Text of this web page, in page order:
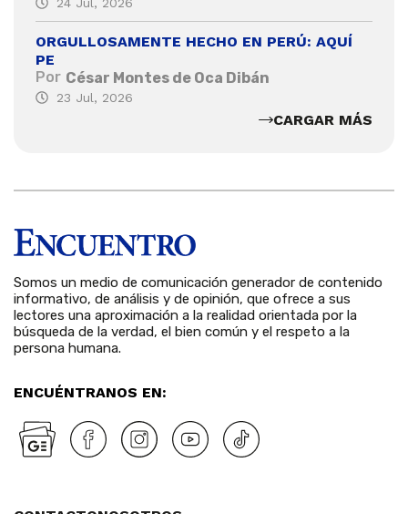
24 Jul, 2026
ORGULLOSAMENTE HECHO EN PERÚ: AQUÍ
PE
Por César Montes de Oca Dibán
23 Jul, 2026
CARGAR MÁS
Somos un medio de comunicación generador de contenido
informativo, de análisis y de opinión, que ofrece a sus
lectores una aproximación a la realidad orientada por la
búsqueda de la verdad, el bien común y el respeto a la
persona humana.
ENCUÉNTRANOS EN: